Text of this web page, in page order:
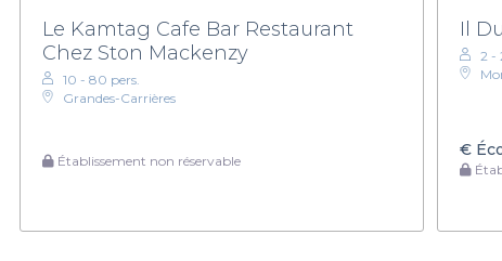
Le Kamtag Cafe Bar Restaurant
Chez Ston Mackenzy
10 - 80 pers.
Grandes-Carrières
Établissement non réservable
Il
2 -
€